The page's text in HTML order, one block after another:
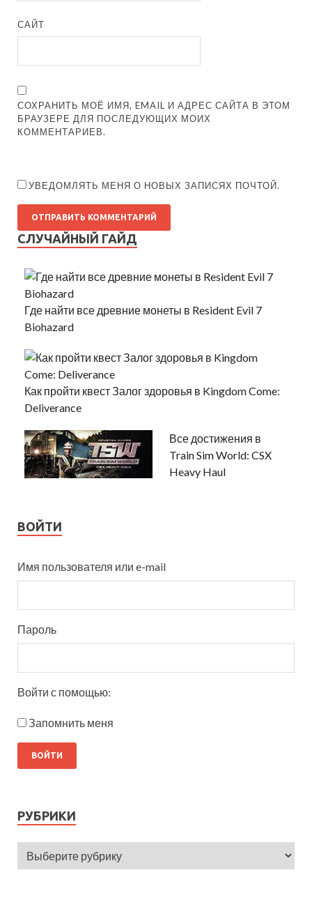
САЙТ
СОХРАНИТЬ МОЁ ИМЯ, EMAIL И АДРЕС САЙТА В ЭТОМ
БРАУЗЕРЕ ДЛЯ ПОСЛЕДУЮЩИХ МОИХ
КОММЕНТАРИЕВ.
УВЕДОМЛЯТЬ МЕНЯ О НОВЫХ ЗАПИСЯХ ПОЧТОЙ.
СЛУЧАЙНЫЙ ГАЙД
Где найти все древние монеты в Resident Evil 7
Biohazard
Как пройти квест Залог здоровья в Kingdom Come:
Deliverance
Все достижения в
Train Sim World: CSX
Heavy Haul
ВОЙТИ
Имя пользователя или e-mail
Пароль
Войти с помощью:
Запомнить меня
РУБРИКИ